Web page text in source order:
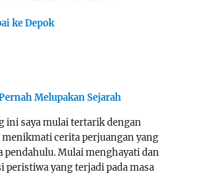
ke Depok
Melupakan Sejarah
ini saya mulai tertarik dengan
menikmati cerita perjuangan yang
pendahulu. Mulai menghayati dan
peristiwa yang terjadi pada masa